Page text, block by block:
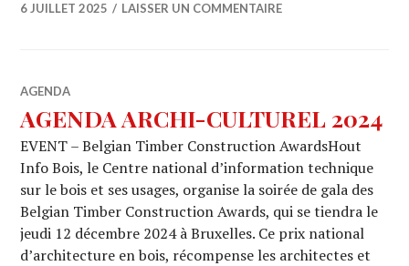
6 JUILLET 2025 LAISSER UN COMMENTAIRE
AGENDA
AGENDA ARCHI-CULTUREL 2024
EVENT – Belgian Timber Construction AwardsHout
Info Bois, le Centre national d’information technique
sur le bois et ses usages, organise la soirée de gala des
Belgian Timber Construction Awards, qui se tiendra le
jeudi 12 décembre 2024 à Bruxelles. Ce prix national
d’architecture en bois, récompense les architectes et